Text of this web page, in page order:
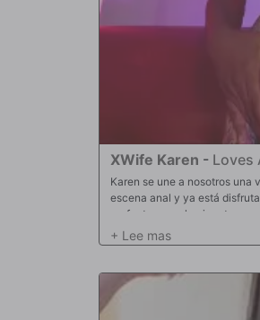
XWife Karen - Loves
Karen se une a nosotros una
escena anal y ya está
perfecto, su culo gigante y
encontrarse con Jonathan,
polla en su estrecho agujero
culo para envolverlo todo.